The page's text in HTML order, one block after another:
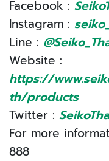
Facebook :
Instagram :
Line :
Website :
https://
th/products
Twitter :
For more
888